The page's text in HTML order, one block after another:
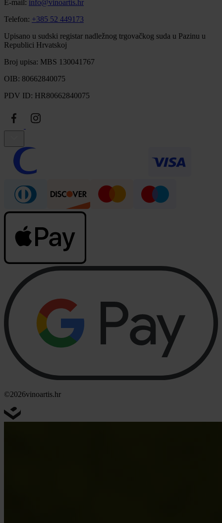
E-mail: info@vinoartis.hr
Telefon: +385 52 449173
Upisano u sudski registar nadležnog trgovačkog suda u Pazinu u
Republici Hrvatskoj
Broj upisa: MBS 130041767
OIB: 80662840075
PDV ID: HR80662840075
©2026vinoartis.hr